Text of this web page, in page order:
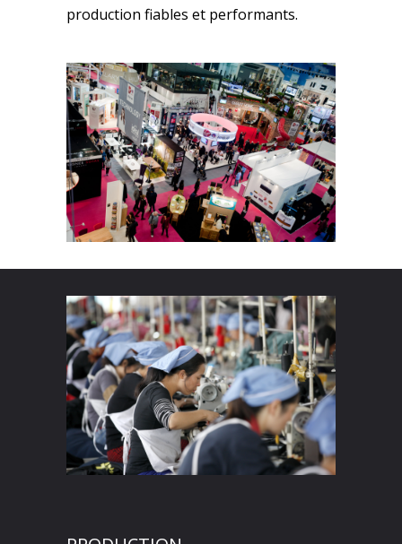
production fiables et performants.